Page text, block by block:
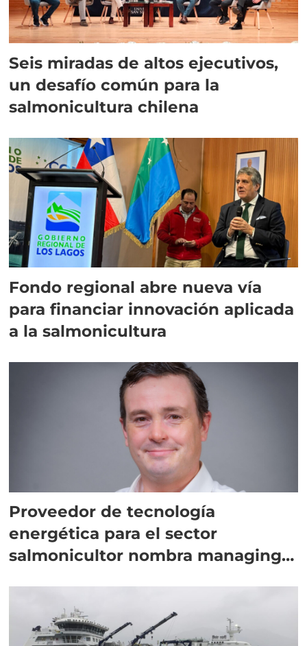
Seis miradas de altos ejecutivos,
un desafío común para la
salmonicultura chilena
Fondo regional abre nueva vía
para financiar innovación aplicada
a la salmonicultura
Proveedor de tecnología
energética para el sector
salmonicultor nombra managing